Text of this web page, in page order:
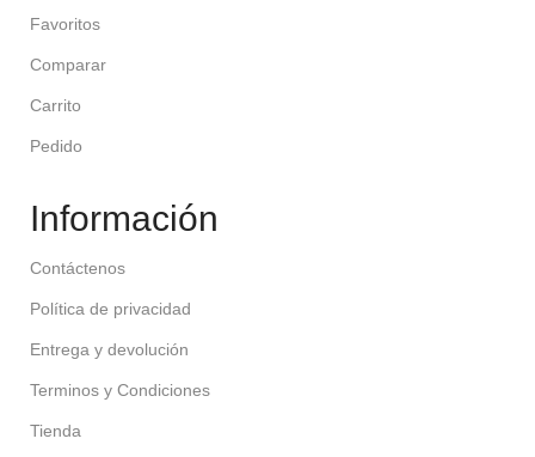
Favoritos
Comparar
Carrito
Pedido
Información
Contáctenos
Política de privacidad
Entrega y devolución
Terminos y Condiciones
Tienda